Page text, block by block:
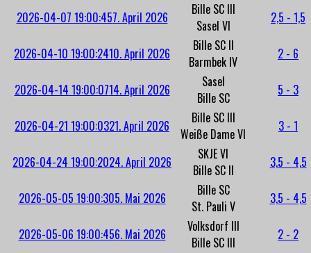
2026-04-07 19:00:457. April 2026
Bille SC III
Sasel VI
2,5 - 1,5
2026-04-10 19:00:2410. April 2026
Bille SC II
Barmbek IV
2 - 6
2026-04-14 19:00:0714. April 2026
Sasel
Bille SC
5 - 3
2026-04-21 19:00:0321. April 2026
Bille SC III
Weiße Dame VI
3 - 1
2026-04-24 19:00:2024. April 2026
SKJE VI
Bille SC II
3,5 - 4,5
2026-05-05 19:00:305. Mai 2026
Bille SC
St. Pauli V
3,5 - 4,5
2026-05-06 19:00:456. Mai 2026
Volksdorf III
Bille SC III
2 - 2